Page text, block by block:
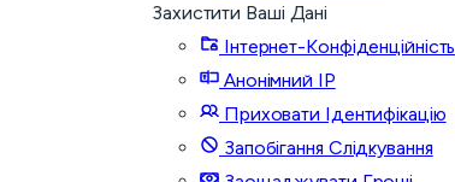
Захистити Ваші Дані
Інтернет-Конфіденційність
Анонімний IP
Приховати Ідентифікацію
Запобігання Слідкування